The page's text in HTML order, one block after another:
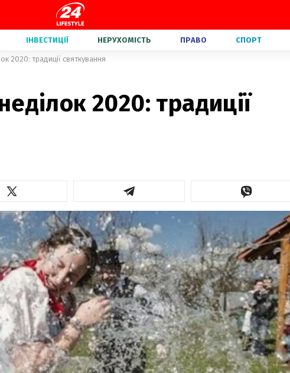
ІНВЕСТИЦІЇ НЕРУХОМІСТЬ ПРАВО СПОРТ
2020: традиції святкування
2020: традиції